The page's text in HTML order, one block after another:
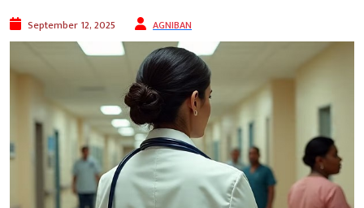
September 12, 2025 AGNIBAN